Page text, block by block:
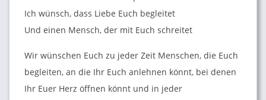
Ich wünsch, dass Liebe Euch begleitet
Und einen Mensch, der mit Euch schreitet
Wir wünschen Euch zu jeder Zeit Menschen, die Euch
begleiten, an die Ihr Euch anlehnen könnt, bei denen
Ihr Euer Herz öffnen könnt und in jeder